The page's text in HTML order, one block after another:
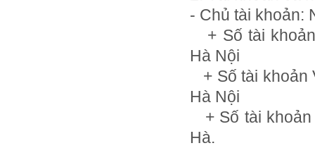
- Chủ tài khoản:
+ Số tài
Hà Nội
+ Số tài khoản
Hà Nội
+ Số tài khoản
Hà.